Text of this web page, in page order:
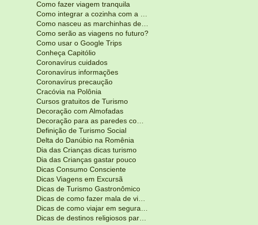
Como fazer viagem tranquila
Como serão as viagens no futuro?
Como usar o Google Trips
Conheça Capitólio
Coronavírus cuidados
Coronavírus informações
Coronavírus precaução
Cracóvia na Polônia
Cursos gratuitos de Turismo
Decoração com Almofadas
Definição de Turismo Social
Delta do Danúbio na Romênia
Dia das Crianças dicas turismo
Dia das Crianças gastar pouco
Dicas Consumo Consciente
Dicas Viagens em Excursã
Dicas de Turismo Gastronômico